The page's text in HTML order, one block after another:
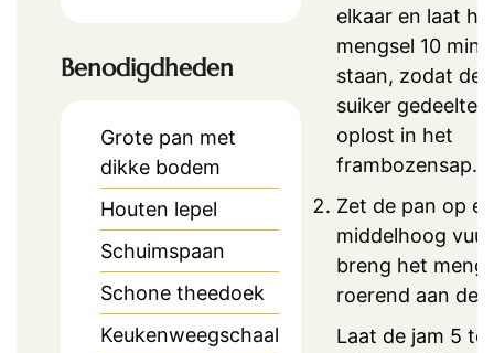
Benodigdheden
Grote pan met
dikke bodem
Houten lepel
Schuimspaan
Schone theedoek
Keukenweegschaal
elkaar en laat
mengsel 10
staan, zodat de
suiker
oplost in het
frambozensap.
Zet de pan op
middelhoog
breng het
roerend aan de
Laat de jam 5